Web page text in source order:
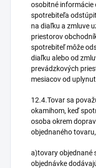
osobitné informácie
spotrebiteľa
na diaľku a zmluve
priestorov
spotrebiteľ môže
diaľku alebo od
prevádzkových
mesiacov od
12.4.Tovar sa
okamihom, keď
osoba okrem
objednaného
a)tovary objednané
objednávke